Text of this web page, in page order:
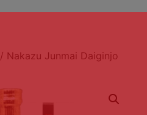
/ Nakazu Junmai Daiginjo